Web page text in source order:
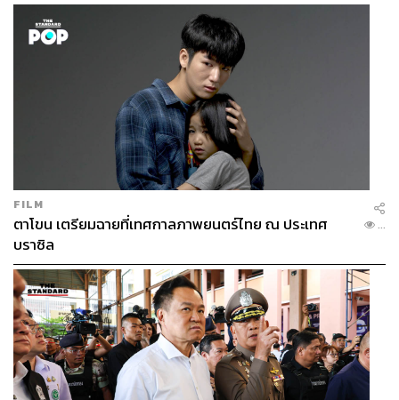
FILM
ตาโขน เตรียมฉายที่เทศกาลภาพยนตร์ไทย ณ ประเทศ
บราซิล
...